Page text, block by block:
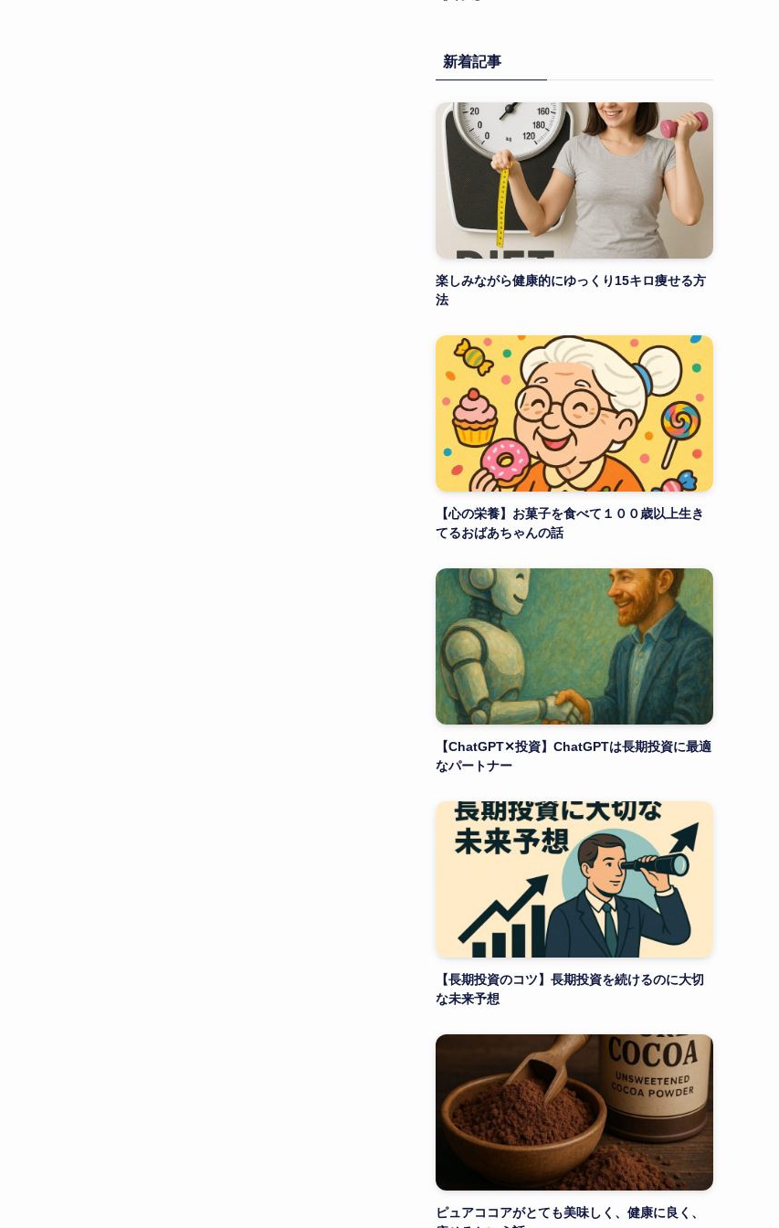
新着記事
楽しみながら健康的にゆっくり15キロ痩せる方
法
【心の栄養】お菓子を食べて１００歳以上生き
てるおばあちゃんの話
【ChatGPT✕投資】ChatGPTは長期投資に最適
なパートナー
【長期投資のコツ】長期投資を続けるのに大切
な未来予想
ピュアココアがとても美味しく、健康に良く、